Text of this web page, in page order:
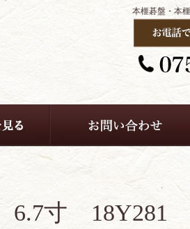
本榧碁盤・本
6.7寸 18Y281